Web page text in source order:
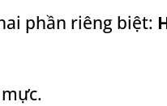
phần riêng biệt: